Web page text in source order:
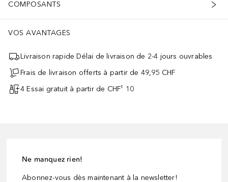
COMPOSANTS
VOS AVANTAGES
Livraison rapide Délai de livraison de 2-4 jours ouvrables
Frais de livraison offerts à partir de 49,95 CHF
4 Essai gratuit à partir de CHF¹ 10
Ne manquez rien!
Abonnez-vous dès maintenant à la newsletter!